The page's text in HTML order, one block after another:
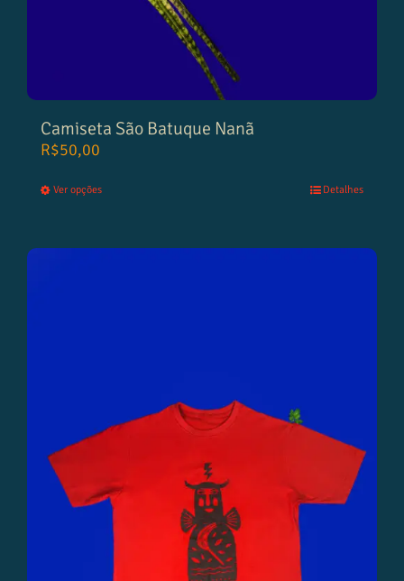
Camiseta São Batuque Nanã
R$50,00
Ver opções Detalhes